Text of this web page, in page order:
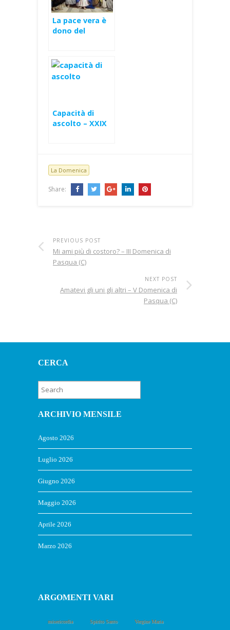
La pace vera è
dono del
Pasqua (C)
Capacità di
ascolto – XXIX
La Domenica
Share:
PREVIOUS POST
Mi ami più di costoro? – III Domenica di
Pasqua (C)
NEXT POST
Amatevi gli uni gli altri – V Domenica di
Pasqua (C)
CERCA
ARCHIVIO MENSILE
Agosto 2026
Luglio 2026
Giugno 2026
Maggio 2026
Aprile 2026
Marzo 2026
ARGOMENTI VARI
misericordia Spirito Santo Vergine Maria